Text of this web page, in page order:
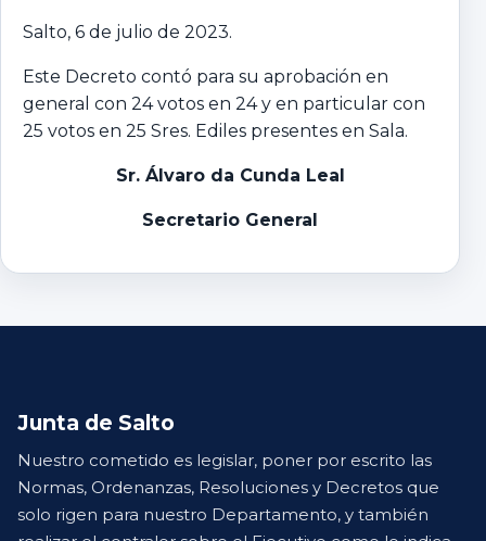
Salto, 6 de julio de 2023.
Este Decreto contó para su aprobación en
general con 24 votos en 24 y en particular con
25 votos en 25 Sres. Ediles presentes en Sala.
Sr. Álvaro da Cunda Leal
Secretario General
Junta de Salto
Nuestro cometido es legislar, poner por escrito las
Normas, Ordenanzas, Resoluciones y Decretos que
solo rigen para nuestro Departamento, y también